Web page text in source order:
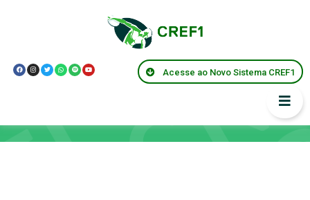
Acesse ao Novo Sistema CREF1